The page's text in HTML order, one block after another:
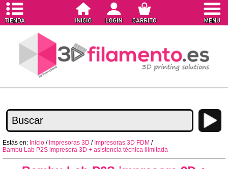
Estás en: Inicio / Impresoras 3D / Impresoras 3D FDM /
Bambu Lab P2S impresora 3D + asistencia técnica ilimitada